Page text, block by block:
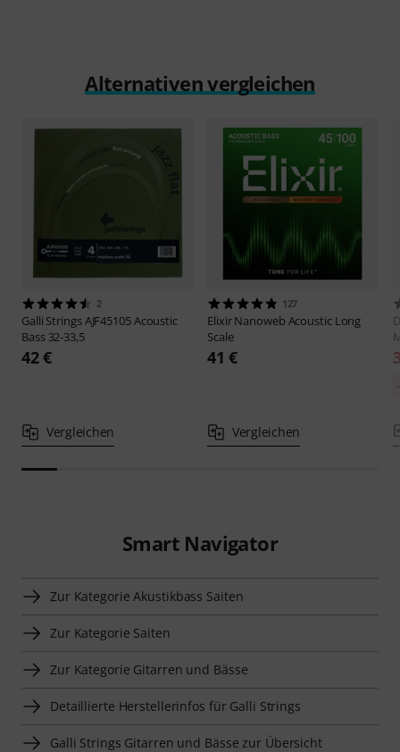
Alternativen vergleichen
2
Galli StringsAJF45105 Acoustic
Bass 32-33,5
42 €
Vergleichen
127
ElixirNanoweb Acoustic Long
Scale
41 €
Vergleichen
Smart Navigator
Zur Kategorie Akustikbass Saiten
Zur Kategorie Saiten
Zur Kategorie Gitarren und Bässe
Detaillierte Herstellerinfos für Galli Strings
Galli Strings Gitarren und Bässe zur Übersicht